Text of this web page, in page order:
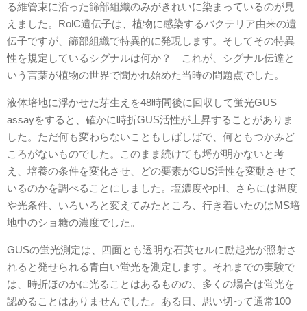
る維管束に沿った篩部組織のみがきれいに染まっているのが見
えました。RolC遺伝子は、植物に感染するバクテリア由来の遺
伝子ですが、篩部組織で特異的に発現します。そしてその特異
性を規定しているシグナルは何か？ これが、シグナル伝達と
いう言葉が植物の世界で聞かれ始めた当時の問題点でした。
液体培地に浮かせた芽生えを48時間後に回収して蛍光GUS
assayをすると、確かに時折GUS活性が上昇することがありま
した。ただ何も変わらないこともしばしばで、何ともつかみど
ころがないものでした。このまま続けても埒が明かないと考
え、培養の条件を変化させ、どの要素がGUS活性を変動させて
いるのかを調べることにしました。塩濃度やpH、さらには温度
や光条件、いろいろと変えてみたところ、行き着いたのはMS培
地中のショ糖の濃度でした。
GUSの蛍光測定は、四面とも透明な石英セルに励起光が照射さ
れると発せられる青白い蛍光を測定します。それまでの実験で
は、時折ほのかに光ることはあるものの、多くの場合は蛍光を
認めることはありませんでした。ある日、思い切って通常100